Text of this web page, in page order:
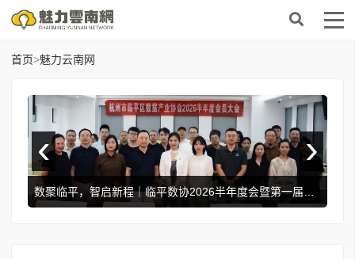
首页>魅力云南网
‹ ›